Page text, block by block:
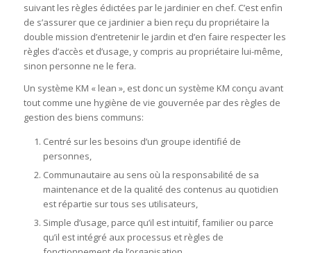
suivant les règles édictées par le jardinier en chef. C’est enfin
de s’assurer que ce jardinier a bien reçu du propriétaire la
double mission d’entretenir le jardin et d’en faire respecter les
règles d’accès et d’usage, y compris au propriétaire lui-même,
sinon personne ne le fera.
Un système KM « lean », est donc un système KM conçu avant
tout comme une hygiène de vie gouvernée par des règles de
gestion des biens communs:
Centré sur les besoins d’un groupe identifié de
personnes,
Communautaire au sens où la responsabilité de sa
maintenance et de la qualité des contenus au quotidien
est répartie sur tous ses utilisateurs,
Simple d’usage, parce qu’il est intuitif, familier ou parce
qu’il est intégré aux processus et règles de